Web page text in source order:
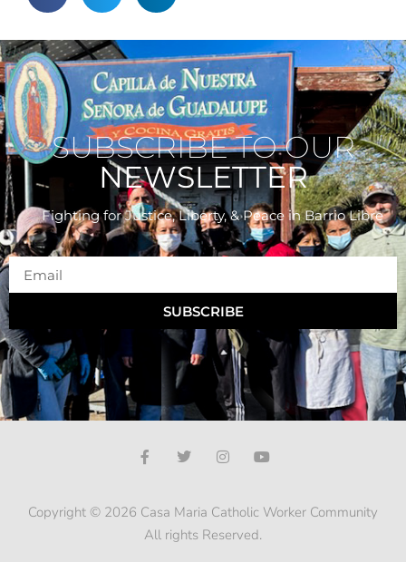
SUBSCRIBE TO OUR
NEWSLETTER
Fighting for Justice, Liberty, & Peace in Barrio Libre
SUBSCRIBE
Copyright © 2026 Casa Maria Catholic Worker Community
All rights Reserved.